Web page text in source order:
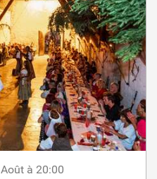
Août à 20:00